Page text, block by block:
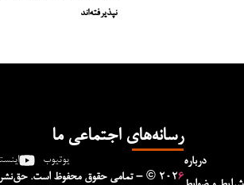
نپذیرفته‌اند
رسانه‌های اجتماعی ما
یوتیوب
– © ۲۰۲۶ تمامی حقوق محفوظ است.
درباره